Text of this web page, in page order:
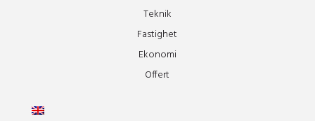
Teknik
Fastighet
Ekonomi
Offert